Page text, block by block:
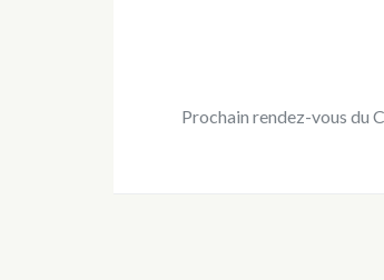
Prochain rendez-vous du